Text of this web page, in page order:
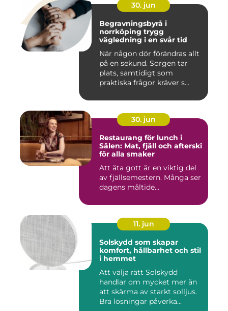
30. jun
Begravningsbyrå i
norrköping trygg
vägledning i en svår tid
När någon dör förändras allt
på en sekund. Sorgen tar
plats, samtidigt som
praktiska frågor kräver s...
30. jun
Restaurang för lunch i
Sälen: Mat, fjäll och afterski
för alla smaker
Att äta gott är en viktig del
av fjällsemestern. Många ser
dagens måltide...
11. jun
Solskydd som skapar
komfort, hållbarhet och stil
i hemmet
Att välja rätt Solskydd
handlar om mycket mer än
att skärma av starkt solljus.
Bra lösningar påverka...